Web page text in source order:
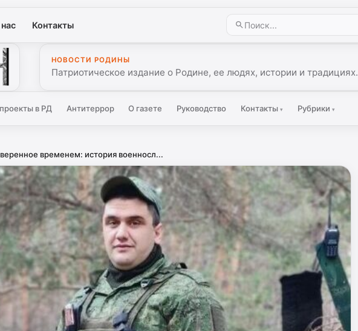
Контакты
НОВОСТИ РОДИНЫ
Патриотическое издание о Родине, ее людях, истории и традициях.
в РД Антитеррор О газете Руководство Контакты ▾ Рубрики ▾
временем: история военносл...